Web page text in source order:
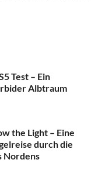
Test – Ein
Albtraum
the Light – Eine
durch die
Nordens